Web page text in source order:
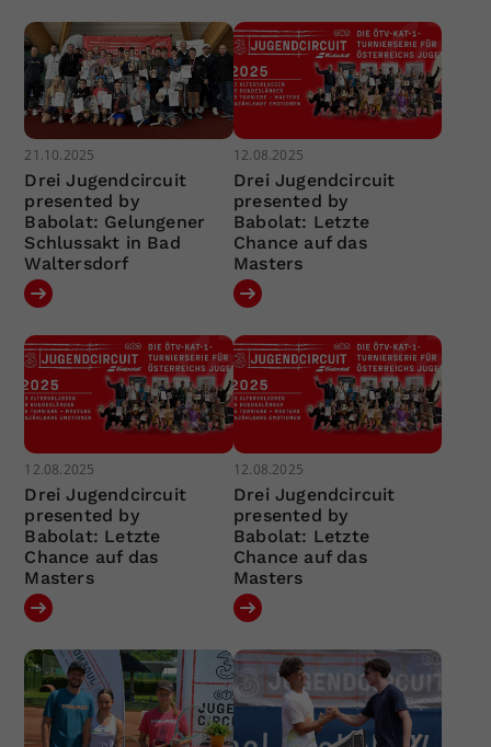
21.10.2025
Drei Jugendcircuit
presented by
Babolat: Gelungener
Schlussakt in Bad
Waltersdorf
12.08.2025
Drei Jugendcircuit
presented by
Babolat: Letzte
Chance auf das
Masters
12.08.2025
Drei Jugendcircuit
presented by
Babolat: Letzte
Chance auf das
Masters
12.08.2025
Drei Jugendcircuit
presented by
Babolat: Letzte
Chance auf das
Masters